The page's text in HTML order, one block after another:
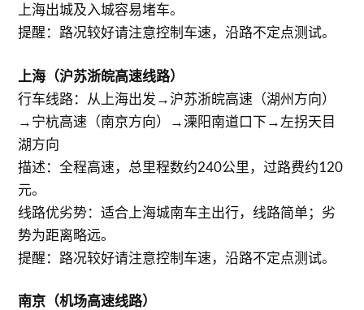
上海出城及入城容易堵车。
提醒：路况较好请注意控制车速，沿路不定点测试。
上海（沪苏浙皖高速线路）
行车线路：从上海出发→沪苏浙皖高速（湖州方向）
→宁杭高速（南京方向）→溧阳南道口下→左拐天目
湖方向
描述：全程高速，总里程数约240公里，过路费约120
元。
线路优劣势：适合上海城南车主出行，线路简单；劣
势为距离略远。
提醒：路况较好请注意控制车速，沿路不定点测试。
南京（机场高速线路）